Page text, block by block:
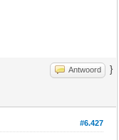
Antwoord }
#6.427